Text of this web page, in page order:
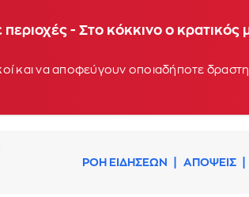
- Στο κόκκινο ο κρατικός
και να αποφεύγουν οποιαδήποτε
ΡΟΗ ΕΙΔΗΣΕΩΝ ΑΠΟΨΕΙΣ